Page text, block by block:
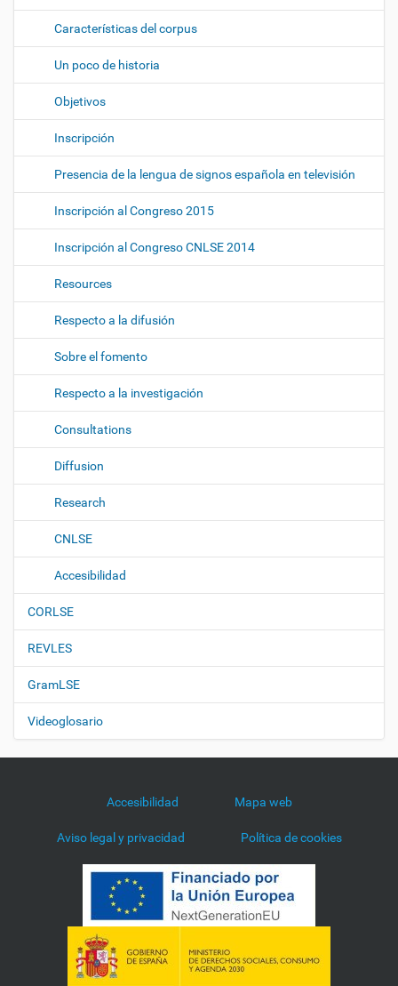
Características del corpus
Un poco de historia
Objetivos
Inscripción
Presencia de la lengua de signos española en televisión
Inscripción al Congreso 2015
Inscripción al Congreso CNLSE 2014
Resources
Respecto a la difusión
Sobre el fomento
Respecto a la investigación
Consultations
Diffusion
Research
CNLSE
Accesibilidad
CORLSE
REVLES
GramLSE
Videoglosario
Accesibilidad Mapa web
Aviso legal y privacidad Política de cookies